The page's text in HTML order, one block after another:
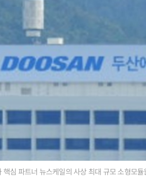
심 파트너 뉴스케일의 사상 최대 규모 소형모